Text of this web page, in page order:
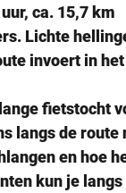
ca. 15,7 km
Lichte
invoert in
fietstocht
langs de route
en hoe
kun je